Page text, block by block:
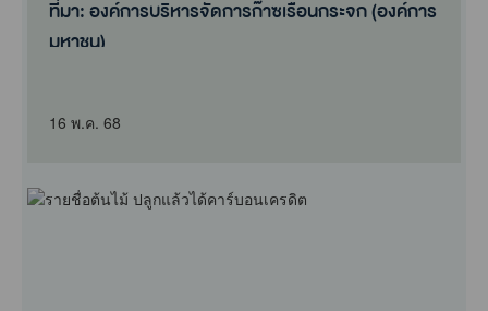
ที่มา: องค์การบริหารจัดการก๊าซเรือนกระจก (องค์การ
มหาชน)
16 พ.ค. 68